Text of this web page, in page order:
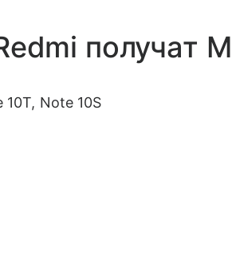
получат
10T, Note 10S